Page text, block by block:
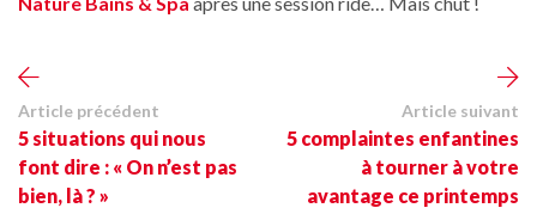
Article précédent
5 situations qui nous
font dire : « On n’est pas
bien, là ? »
Article suivant
5 complaintes enfantines
à tourner à votre
avantage ce printemps